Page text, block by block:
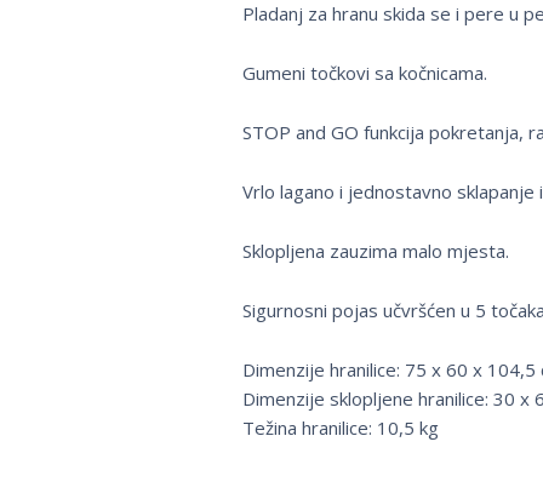
Pladanj za hranu skida se i pere u
Gumeni točkovi sa kočnicama.
STOP and GO funkcija pokretanja,
Vrlo lagano i jednostavno sklapanje
Sklopljena zauzima malo mjesta.
Sigurnosni pojas učvršćen u 5
Dimenzije hranilice: 75 x 60 x 104,5
Dimenzije sklopljene hranilice: 30 x
Težina hranilice: 10,5 kg